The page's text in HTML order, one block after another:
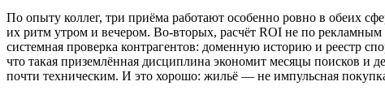
По опыту коллег, три приёма работают особенно ровно в обеих
их ритм утром и вечером. Во‑вторых, расчёт ROI не по
системная проверка контрагентов: доменную историю и реестр
что такая приземлённая дисциплина экономит месяцы поисков и
почти техническим. И это хорошо: жильё — не импульсная